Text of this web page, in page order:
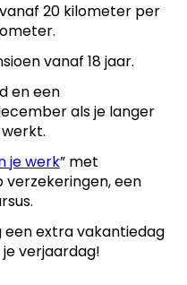
20 kilometer per
vanaf 18 jaar.
en een
als je langer
je werk” met
een
extra vakantiedag
verjaardag!